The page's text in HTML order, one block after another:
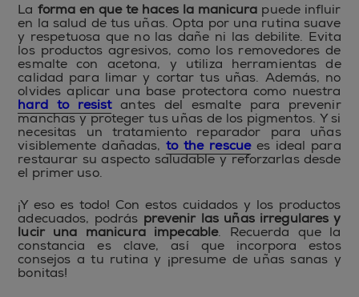
La forma en que te haces la manicura puede influir
en la salud de tus uñas. Opta por una rutina suave
y respetuosa que no las dañe ni las debilite. Evita
los productos agresivos, como los removedores de
esmalte con acetona, y utiliza herramientas de
calidad para limar y cortar tus uñas. Además, no
olvides aplicar una base protectora como nuestra
hard to resistantes del esmalte para prevenir
manchas y proteger tus uñas de los pigmentos. Y si
necesitas un tratamiento reparador para uñas
visiblemente dañadas,to the rescuees ideal para
restaurar su aspecto saludable y reforzarlas desde
el primer uso.
¡Y eso es todo! Con estos cuidados y los productos
adecuados, podrás prevenir las uñas irregulares y
lucir una manicura impecable. Recuerda que la
constancia es clave, así que incorpora estos
consejos a tu rutina y ¡presume de uñas sanas y
bonitas!